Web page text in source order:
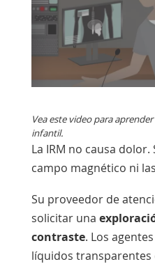
video
Vea este video para
infantil.
La IRM no causa
campo magnético ni
Su proveedor de
solicitar una
contraste. Los
líquidos transparentes